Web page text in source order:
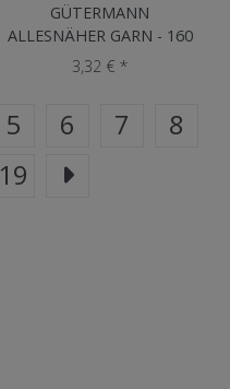
GÜTERMANN
ALLESNÄHER GARN - 160
Beige
3,32 € *
5 6 7
8
19